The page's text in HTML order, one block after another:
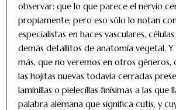
observar: que lo que parece el nervio
propiamente; pero eso sólo lo notan
especialistas en haces vasculares,
demás detallitos de anatomía vegetal.
más, que no veremos en otros géneros,
las hojitas nuevas todavía cerradas
laminillas o pielecillas finísimas a las que
palabra alemana que significa cutis, y